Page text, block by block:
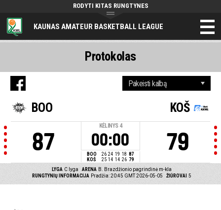
KAUNAS AMATEUR BASKETBALL LEAGUE
RODYTI KITAS RUNGTYNES
BOO
87
KĖLINYS 4
00:00
BOO 26 24 19 18 87
KOŠ
25 14 14 26 79
KOŠ
79
LYGA C lyga ARENA B. Brazdžionio pagrindinė m-kla
RUNGTYNIŲ INFORMACIJA Pradžia: 20:45 GMT 2026-05-05 ŽIŪROVAI 5
Protokolas